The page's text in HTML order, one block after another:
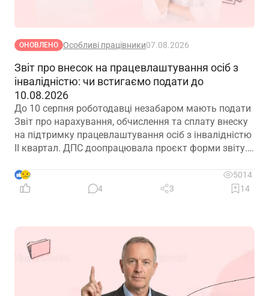
ОНОВЛЕНО Особливі працівники07.08.2026
Звіт про внесок на працевлаштування осіб з
інвалідністю: чи встигаємо подати до
10.08.2026
До 10 серпня роботодавці незабаром мають подати
Звіт про нарахування, обчислення та сплату внеску
на підтримку працевлаштування осіб з інвалідністю
ІІ квартал. ДПС доопрацювала проєкт форми звіту.
далі
9
5014
4
3 14